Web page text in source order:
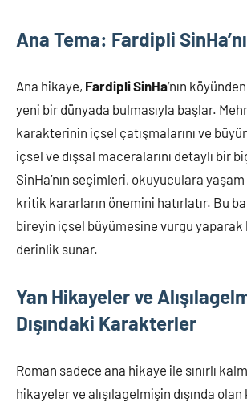
Ana Tema: Fardipli
Ana hikaye, Fardipli SinHa‘nın
yeni bir dünyada bulmasıyla başlar.
karakterinin içsel çatışmalarını ve
içsel ve dışsal maceralarını detaylı bir
SinHa’nın seçimleri, okuyuculara
kritik kararların önemini hatırlatır. Bu
bireyin içsel büyümesine vurgu
derinlik sunar.
Yan Hikayeler ve
Dışındaki Karakterler
Roman sadece ana hikaye ile sınırlı
hikayeler ve alışılagelmişin dışında